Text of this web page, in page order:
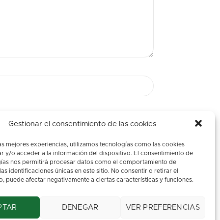
Gestionar el consentimiento de las cookies
mejores experiencias, utilizamos tecnologías como las cookies
y/o acceder a la información del dispositivo. El consentimiento de
nos permitirá procesar datos como el comportamiento de
identificaciones únicas en este sitio. No consentir o retirar el
puede afectar negativamente a ciertas características y funciones.
DENEGAR VER PREFERENCIAS
privacidad
Diseño web: